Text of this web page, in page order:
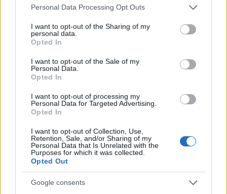
Please note that this website/app uses one or more Google
not limited to your visit or usage behaviour. You may click to
grant or deny consent to Google and its third-party tags to
use your data for below specified purposes in below Google
consent section.
Personal Data Processing Opt Outs
I want to opt-out of the Sharing of my
personal data.
Opted In
I want to opt-out of the Sale of my
Personal Data.
Opted In
I want to opt-out of processing my
Personal Data for Targeted Advertising.
Opted In
I want to opt-out of Collection, Use,
Retention, Sale, and/or Sharing of my
Personal Data that Is Unrelated with the
Purposes for which it was collected.
Opted Out
Google consents
Ακολουθήστε το Νewsit.gr στο Google News
ενημερωθείτε πρώτοι για όλη την ειδησεογραφία και τα
τελευταία νέα
Πιο δημοφιλή
Έφυγαν οι συνεργάτες, μένει η Μαρία
Καρυστιανού - Η επόμενη μέρα για την
«Ελπίδα για τη Δημοκρατία»
Στη Βρετανία στελέχη του ελληνικού FBI
για να παραλάβουν την 46χρονη για την
τραγωδία της Μαρφίν - Η διαδικασία που
θα ακολουθηθεί